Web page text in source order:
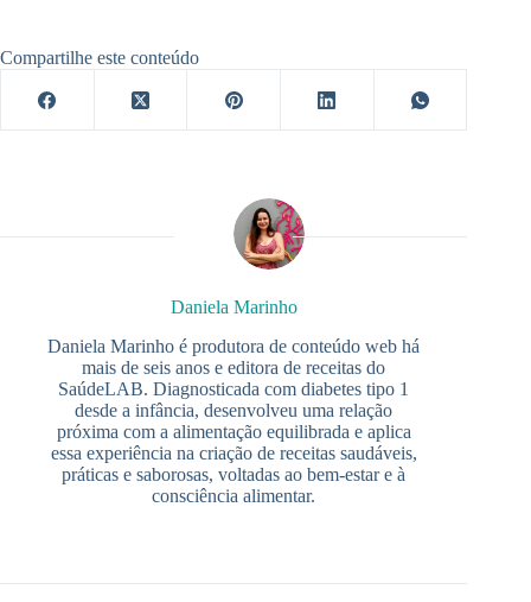
Compartilhe este conteúdo
Daniela Marinho
Daniela Marinho é produtora de conteúdo web há
mais de seis anos e editora de receitas do
SaúdeLAB. Diagnosticada com diabetes tipo 1
desde a infância, desenvolveu uma relação
próxima com a alimentação equilibrada e aplica
essa experiência na criação de receitas saudáveis,
práticas e saborosas, voltadas ao bem-estar e à
consciência alimentar.